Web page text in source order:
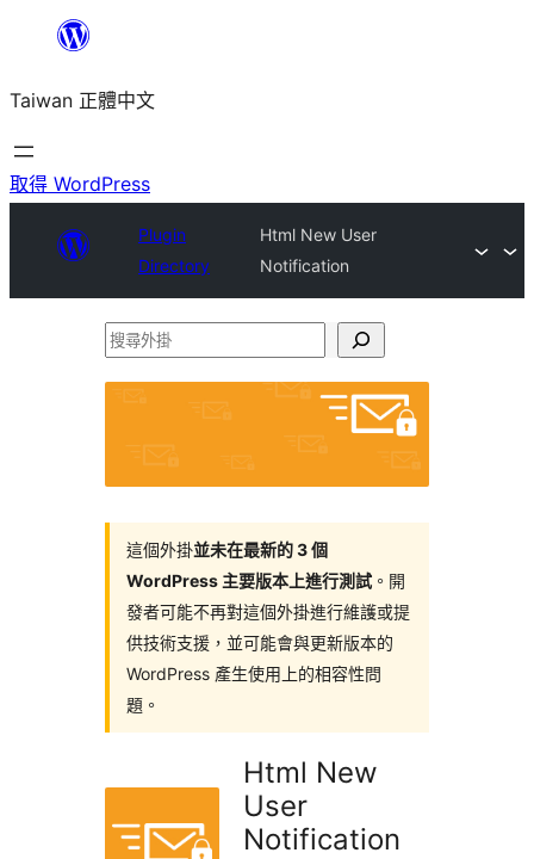
主
要
內
Taiwan 正體中文
取得 WordPress
Plugin
Directory
Html New User
Notification
搜
這個外掛並未在最新的 3 個
WordPress 主要版本上進行測試 。開
發者可能不再對這個外掛進行維護或提
供技術支援，並可能會與更新版本的
WordPress 產生使用上的相容性問
題。
Html New
User
Notification